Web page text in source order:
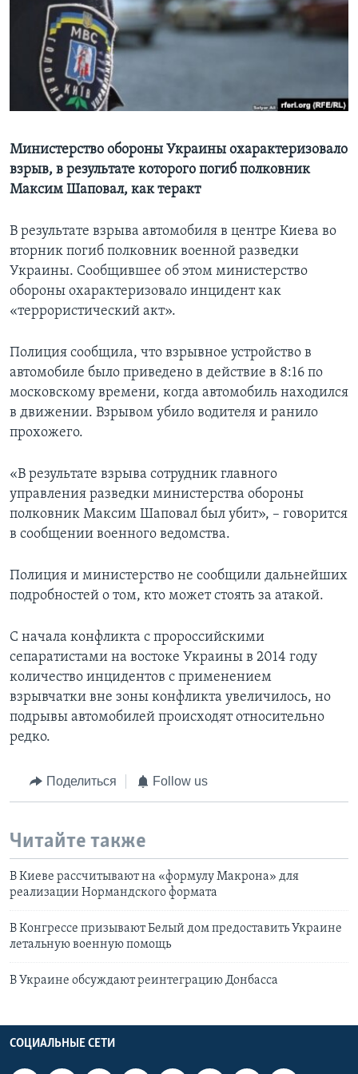
Learning English
СОЦИАЛЬНЫЕ СЕТИ
Языки
Министерство обороны Украины охарактеризовало
взрыв, в результате которого погиб полковник
Максим Шаповал, как теракт
В результате взрыва автомобиля в центре Киева во
вторник погиб полковник военной разведки
Украины. Сообщившее об этом министерство
обороны охарактеризовало инцидент как
«террористический акт».
Полиция сообщила, что взрывное устройство в
автомобиле было приведено в действие в 8:16 по
московскому времени, когда автомобиль находился
в движении. Взрывом убило водителя и ранило
прохожего.
«В результате взрыва сотрудник главного
управления разведки министерства обороны
полковник Максим Шаповал был убит», – говорится
в сообщении военного ведомства.
Полиция и министерство не сообщили дальнейших
подробностей о том, кто может стоять за атакой.
С начала конфликта с пророссийскими
сепаратистами на востоке Украины в 2014 году
количество инцидентов с применением
взрывчатки вне зоны конфликта увеличилось, но
подрывы автомобилей происходят относительно
редко.
Поделиться Follow us
Читайте также
В Киеве рассчитывают на «формулу Макрона» для
реализации Нормандского формата
В Конгрессе призывают Белый дом предоставить Украине
летальную военную помощь
В Украине обсуждают реинтеграцию Донбасса
СОЦИАЛЬНЫЕ СЕТИ